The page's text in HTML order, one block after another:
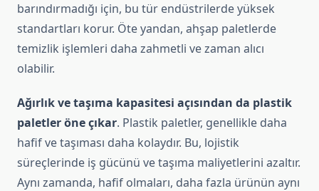
barındırmadığı için, bu tür endüstrilerde yüksek
standartları korur. Öte yandan, ahşap paletlerde
temizlik işlemleri daha zahmetli ve zaman alıcı
olabilir.
Ağırlık ve taşıma kapasitesi açısından da plastik
paletler öne çıkar. Plastik paletler, genellikle daha
hafif ve taşıması daha kolaydır. Bu, lojistik
süreçlerinde iş gücünü ve taşıma maliyetlerini azaltır.
Aynı zamanda, hafif olmaları, daha fazla ürünün aynı